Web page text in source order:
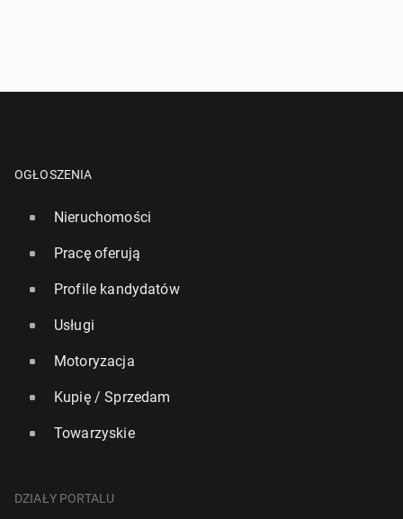
OGŁOSZENIA
Nieruchomości
Pracę oferują
Profile kandydatów
Usługi
Motoryzacja
Kupię / Sprzedam
Towarzyskie
DZIAŁY PORTALU